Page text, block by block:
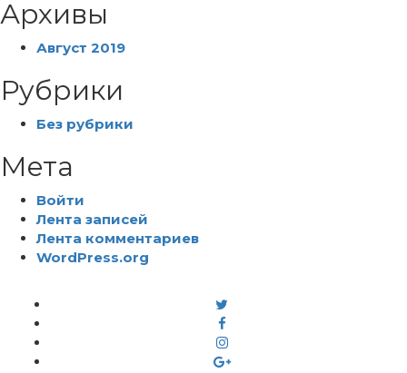
Архивы
Август 2019
Рубрики
Без рубрики
Мета
Войти
Лента записей
Лента комментариев
WordPress.org